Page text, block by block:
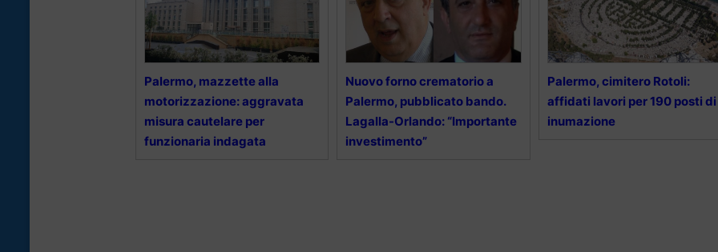
Palermo, mazzette alla
motorizzazione: aggravata
misura cautelare per
funzionaria indagata
Nuovo forno crematorio a
Palermo, pubblicato bando.
Lagalla-Orlando: “Importante
investimento”
Palermo, cimitero Rotoli:
affidati lavori per 190 posti di
inumazione